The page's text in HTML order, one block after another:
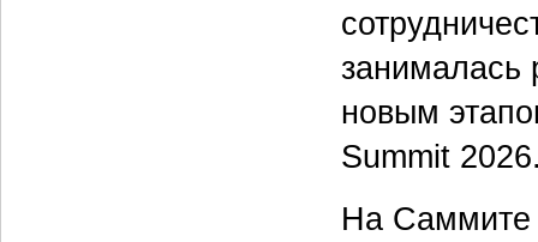
занималась
новым
Summit
На Саммите